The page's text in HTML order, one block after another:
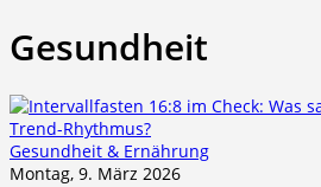
Gesundheit
Gesundheit & Ernährung
Montag, 9. März 2026